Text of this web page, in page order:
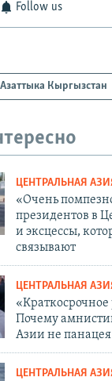
Follow us
Кыргызстан
ЦЕНТРАЛЬНАЯ
«Очень
президентов в
и эксцессы,
связывают
ЦЕНТРАЛЬНАЯ
Почему
Азии не
ЦЕНТРАЛЬНАЯ